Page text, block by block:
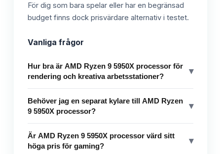
För dig som bara spelar eller har en begränsad
budget finns dock prisvärdare alternativ i testet.
Vanliga frågor
Hur bra är AMD Ryzen 9 5950X processor för
rendering och kreativa arbetsstationer?
▾
Behöver jag en separat kylare till AMD Ryzen
9 5950X processor?
▾
Är AMD Ryzen 9 5950X processor värd sitt
höga pris för gaming?
▾